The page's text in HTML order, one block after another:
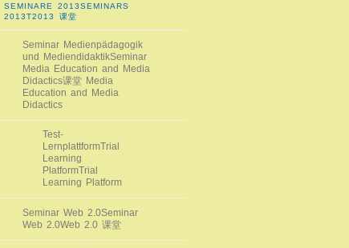
SEMINARE 2013SEMINARS
2013T2013 课堂
Seminar Medienpädagogik
und MediendidaktikSeminar
Media Education and Media
Didactics课堂 Media
Education and Media
Didactics
Test-
LernplattformTrial
Learning
PlatformTrial
Learning Platform
Seminar Web 2.0Seminar
Web 2.0Web 2.0 课堂